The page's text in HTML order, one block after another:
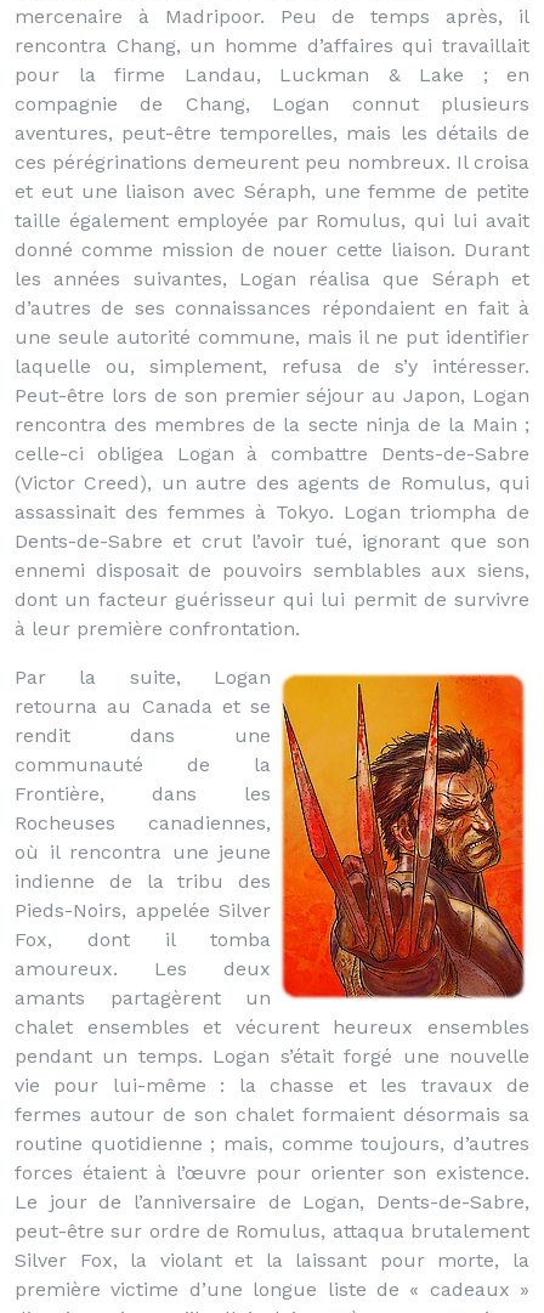
mercenaire à Madripoor. Peu de temps après, il
rencontra Chang, un homme d’affaires qui travaillait
pour la firme Landau, Luckman & Lake ; en
compagnie de Chang, Logan connut plusieurs
aventures, peut-être temporelles, mais les détails de
ces pérégrinations demeurent peu nombreux. Il croisa
et eut une liaison avec Séraph, une femme de petite
taille également employée par Romulus, qui lui avait
donné comme mission de nouer cette liaison. Durant
les années suivantes, Logan réalisa que Séraph et
d’autres de ses connaissances répondaient en fait à
une seule autorité commune, mais il ne put identifier
laquelle ou, simplement, refusa de s’y intéresser.
Peut-être lors de son premier séjour au Japon, Logan
rencontra des membres de la secte ninja de la Main ;
celle-ci obligea Logan à combattre Dents-de-Sabre
(Victor Creed), un autre des agents de Romulus, qui
assassinait des femmes à Tokyo. Logan triompha de
Dents-de-Sabre et crut l’avoir tué, ignorant que son
ennemi disposait de pouvoirs semblables aux siens,
dont un facteur guérisseur qui lui permit de survivre
à leur première confrontation.
Par la suite, Logan
retourna au Canada et se
rendit dans une
communauté de la
Frontière, dans les
Rocheuses canadiennes,
où il rencontra une jeune
indienne de la tribu des
Pieds-Noirs, appelée Silver
Fox, dont il tomba
amoureux. Les deux
amants partagèrent un
chalet ensembles et vécurent heureux ensembles
pendant un temps. Logan s’était forgé une nouvelle
vie pour lui-même : la chasse et les travaux de
fermes autour de son chalet formaient désormais sa
routine quotidienne ; mais, comme toujours, d’autres
forces étaient à l’œuvre pour orienter son existence.
Le jour de l’anniversaire de Logan, Dents-de-Sabre,
peut-être sur ordre de Romulus, attaqua brutalement
Silver Fox, la violant et la laissant pour morte, la
première victime d’une longue liste de « cadeaux »